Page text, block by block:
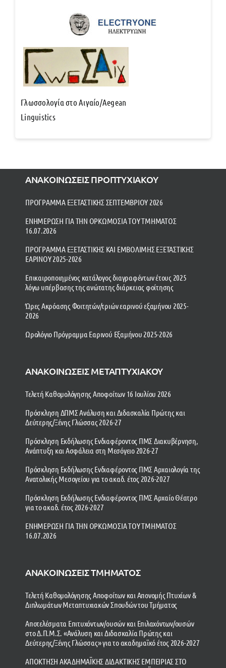
Γλωσσολογία στο Αιγαίο/Aegean
Linguistics
ΑΝΑΚΟΙΝΩΣΕΙΣ ΠΡΟΠΤΥΧΙΑΚΟΥ
ΠΡΟΓΡΑΜΜΑ ΕΞΕΤΑΣΤΙΚΗΣ ΣΕΠΤΕΜΒΡΙΟΥ 2026
ΕΝΗΜΕΡΩΣΗ ΓΙΑ ΤΗΝ ΟΡΚΩΜΟΣΙΑ ΤΟΥ ΤΜΗΜΑΤΟΣ
16.07.2026
ΠΡΟΓΡΑΜΜΑ ΕΞΕΤΑΣΤΙΚΗΣ ΚΑΙ ΕΜΒΟΛΙΜΗΣ ΕΞΕΤΑΣΤΙΚΗΣ
ΕΑΡΙΝΟΥ 2025-2026
Επικαιροποιημένος κατάλογος διαγραφέντων έτους 2025
λόγω υπέρβασης της ανώτατης διάρκειας φοίτησης
Ώρες Ακρόασης Φοιτητών/τριών εαρινού εξαμήνου 2025-
2026
Ωρολόγιο Πρόγραμμα Εαρινού Εξαμήνου 2025-2026
ΑΝΑΚΟΙΝΩΣΕΙΣ ΜΕΤΑΠΤΥΧΙΑΚΟΥ
Τελετή Καθομολόγησης Αποφοίτων 16 Ιουλίου 2026
Πρόσκληση ΔΠΜΣ Ανάλυση και Διδασκαλία Πρώτης και
Δεύτερης/Ξένης Γλώσσας 2026-27
Πρόσκληση Εκδήλωσης Ενδιαφέροντος ΠΜΣ Διακυβέρνηση,
Ανάπτυξη και Ασφάλεια στη Μεσόγειο 2026-27
Πρόσκληση Εκδήλωσης Ενδιαφέροντος ΠΜΣ Αρχαιολογία της
Ανατολικής Μεσογείου για το ακαδ. έτος 2026-2027
Πρόσκληση Εκδήλωσης Ενδιαφέροντος ΠΜΣ Αρχαίο Θέατρο
για το ακαδ. έτος 2026-2027
ΕΝΗΜΕΡΩΣΗ ΓΙΑ ΤΗΝ ΟΡΚΩΜΟΣΙΑ ΤΟΥ ΤΜΗΜΑΤΟΣ
16.07.2026
ΑΝΑΚΟΙΝΩΣΕΙΣ ΤΜΗΜΑΤΟΣ
Τελετή Καθομολόγησης Αποφοίτων και Απονομής Πτυχίων &
Διπλωμάτων Μεταπτυχιακών Σπουδών του Τμήματος
Αποτελέσματα Επιτυχόντων/ουσών και Επιλαχόντων/ουσών
στο Δ.Π.Μ.Σ. «Ανάλυση και Διδασκαλία Πρώτης και
Δεύτερης/Ξένης Γλώσσας» για το ακαδημαϊκό έτος 2026-2027
ΑΠΟΚΤΗΣΗ ΑΚΑΔΗΜΑΪΚΗΣ ΔΙΔΑΚΤΙΚΗΣ ΕΜΠΕΙΡΙΑΣ ΣΤΟ